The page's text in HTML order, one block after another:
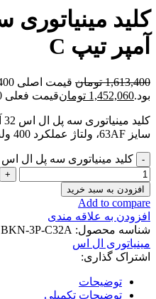
آمپر تیپ C
1,613,400 تومان
بود.1,452,060 تومانقیمت فعلی 1,452,060 تومان است.
سایز 63AF، ولتاژ عملکرد 400 ولت AC
کلید مینیاتوری سه پل ال اس 32 آمپر تیپ C عدد
افزودن به سبد خرید
Add to compare
افزودن به علاقه مندی
شناسه محصول: BKN-3P-C32A
مینیاتوری ال اس
اشتراک گذاری:
توضیحات
توضیحات تکمیلی